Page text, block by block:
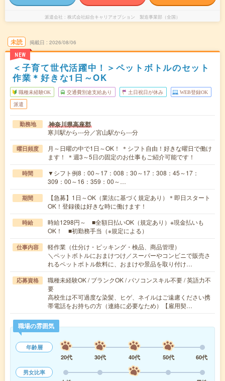
派遣会社 株式会社綜合キャリアオプション 製造事業部（全国）
未読
NEW
掲載日 2026/08/06
＜子育て世代活躍中！＞ペットボトルのセット
作業＊好きな1日～OK
職種未経験OK 交通費別途支給あり 土日祝日が休み WEB登録OK
派遣
勤務地 神奈川県高座郡
寒川駅から---分／宮山駅から---分
曜日頻度
月～日曜の中で1日～OK！ ＊シフト自由！好きな曜日で働け
ます！ ＊週3～5日の固定のお仕事もご紹介可能です！
時間
▼シフト例8：00～17：008：30～17：308：45～17：
309：00～16：359：00～…
期間
【急募】1日～OK（業法に基づく規定あり）＊即日スタート
OK！登録後は好きな時に働けます！
時給
時給1298円～ ■全額日払いOK（規定あり）※現金払いも
OK！ ■初勤務手当（※規定による）
仕事内容
軽作業（仕分け・ピッキング・検品、商品管理）
＼ペットボトルにおまけつけ／スーパーやコンビニで販売さ
れるペットボトル飲料に、おまけや景品を取り付け…
応募資格
職種未経験OK / ブランクOK / パソコンスキル不要 / 英語力不
要
高校生は不可過度な染髪、ヒゲ、ネイルはご遠慮ください携
帯電話をお持ちの方（連絡に必要なため）【雇用契…
職場の雰囲気
年齢層
20代
30代 40代 50代
60代
男女比率